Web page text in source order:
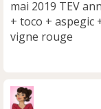
mai 2019 TEV
+ toco + aspegic
vigne rouge